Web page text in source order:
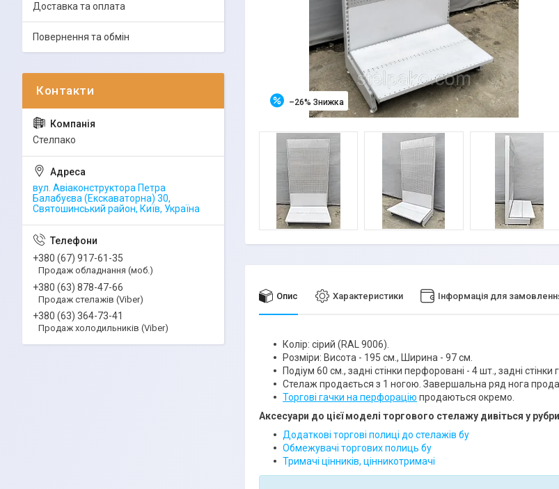
–26%
Опис Характеристики Інформація для
Колір: сірий (RAL 9006).
Розміри: Висота - 195 см., Ширина - 97 см.
Подіум 60 см., задні стінки перфоровані - 4 шт., задні стінки
Стелаж продається з 1 ногою. Завершальна ряд нога
Торгові гачки на перфорацію продаються окремо.
Аксесуари до цієї моделі торгового стелажу дивіться у
Додаткові торгові полиці до стелажів бу
Обмежувачі торгових полиць бу
Тримачі цінників, цінникотримачі
Доставка та оплата
Повернення та обмін
Стелпако
вул. Авіаконструктора Петра
Балабуєва (Екскаваторна) 30,
Святошинський район, Київ, Україна
+380 (67) 917-61-35
Продаж обладнання (моб.)
+380 (63) 878-47-66
Продаж стелажів (Viber)
+380 (63) 364-73-41
Продаж холодильників (Viber)